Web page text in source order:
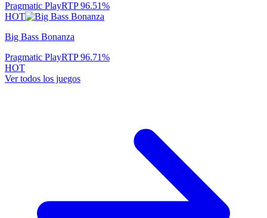
Pragmatic PlayRTP96.51%
HOT
Big Bass Bonanza
Pragmatic PlayRTP96.71%
HOT
Ver todos los juegos